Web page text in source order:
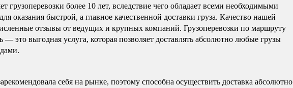
грузоперевозки более 10 лет, вследствие чего обладает всеми необходимыми
оказания быстрой, а главное качественной доставки груза. Качество нашей
отзывы от ведущих и крупных компаний. Грузоперевозки по маршруту
это выгодная услуга, которая позволяет доставлять абсолютно любые грузы
себя на рынке, поэтому способна осуществить доставка абсолютно